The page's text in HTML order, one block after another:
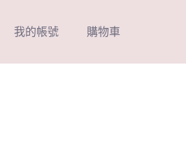
我的帳號 購物車